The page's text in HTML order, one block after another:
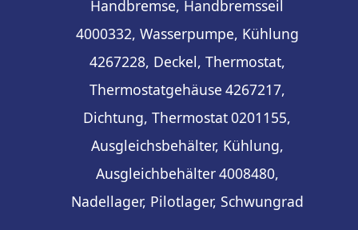
Handbremse, Handbremsseil
4000332, Wasserpumpe, Kühlung
4267228, Deckel, Thermostat,
Thermostatgehäuse 4267217,
Dichtung, Thermostat0201155,
Ausgleichsbehälter, Kühlung,
Ausgleichbehälter4008480,
Nadellager, Pilotlager, Schwungrad